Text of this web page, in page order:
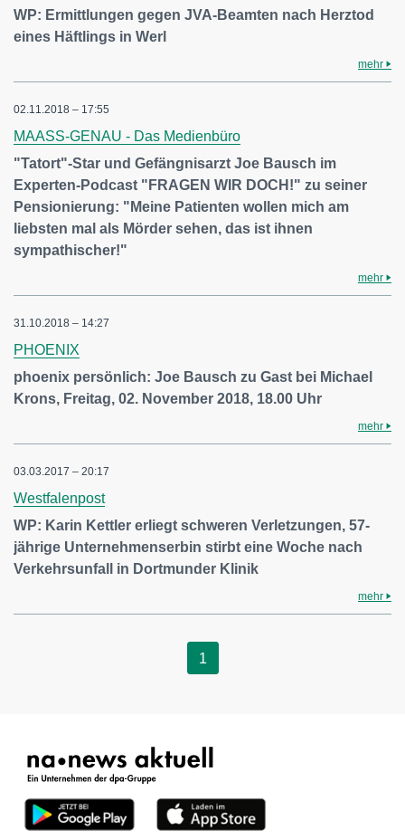
WP: Ermittlungen gegen JVA-Beamten nach Herztod
eines Häftlings in Werl
mehr
02.11.2018 – 17:55
MAASS-GENAU - Das Medienbüro
"Tatort"-Star und Gefängnisarzt Joe Bausch im
Experten-Podcast "FRAGEN WIR DOCH!" zu seiner
Pensionierung: "Meine Patienten wollen mich am
liebsten mal als Mörder sehen, das ist ihnen
sympathischer!"
mehr
31.10.2018 – 14:27
PHOENIX
phoenix persönlich: Joe Bausch zu Gast bei Michael
Krons, Freitag, 02. November 2018, 18.00 Uhr
mehr
03.03.2017 – 20:17
Westfalenpost
WP: Karin Kettler erliegt schweren Verletzungen, 57-
jährige Unternehmenserbin stirbt eine Woche nach
Verkehrsunfall in Dortmunder Klinik
mehr
1